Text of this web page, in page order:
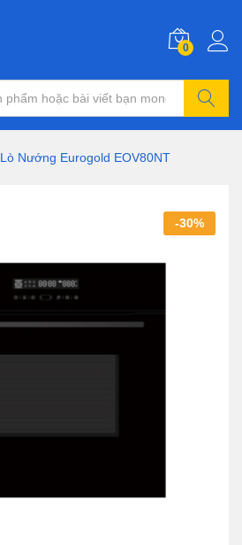
0
Lò Nướng Eurogold EOV80NT
-30%